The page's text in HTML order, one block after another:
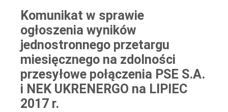
Komunikat w sprawie
ogłoszenia wyników
jednostronnego przetargu
miesięcznego na zdolności
przesyłowe połączenia PSE S.A.
i NEK UKRENERGO na LIPIEC
2017 r.